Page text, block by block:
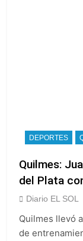
DEPORTES
Quilmes:
del Plata
Diario EL SOL
Quilmes llevó
de